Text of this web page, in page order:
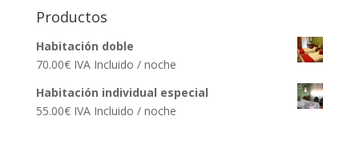
Productos
Habitación doble
70.00€ IVA Incluido / noche
Habitación individual especial
55.00€ IVA Incluido / noche